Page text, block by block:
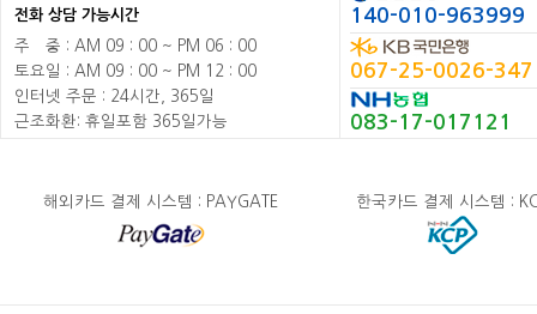
전화 상담 가능시간
주
중 : AM 09 : 00 ~ PM 06 : 00
토요일 : AM 09 : 00 ~ PM 12 : 00
인터넷 주문 : 24시간, 365일
근조화환: 휴일포함 365일가능
140-010-963999
067-25-0026-347
083-17-017121
해외카드 결제 시스템 : PAYGATE 한국카드 결제 시스템 :